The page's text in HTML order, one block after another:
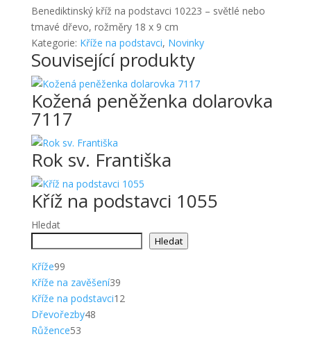
Benediktinský kříž na podstavci 10223 – světlé nebo
tmavé dřevo, rožměry 18 x 9 cm
Kategorie: Kříže na podstavci, Novinky
Související produkty
Kožená peněženka dolarovka
7117
Rok sv. Františka
Kříž na podstavci 1055
Hledat
Hledat
Kříže9999
produktů
Kříže na zavěšení3939
produktů
Kříže na podstavci1212
Dřevořezby4848
Růžence5353